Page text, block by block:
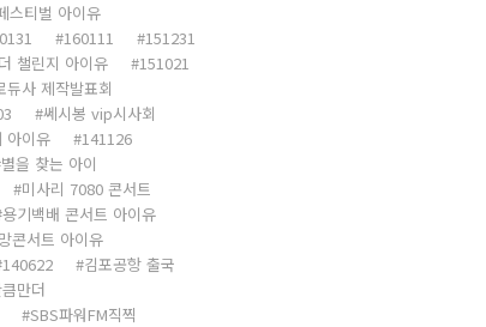
스티벌 아이유
160111
151231
챌린지 아이유
151021
듀사 제작발표회
쎄시봉 vip시사회
아이유
141126
별을 찾는 아이
미사리 7080 콘서트
용기백배 콘서트 아이유
콘서트 아이유
140622
김포공항 출국
만더
SBS파워FM직찍